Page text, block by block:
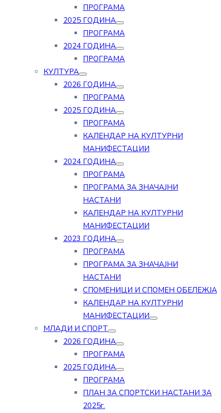
ПРОГРАМА
2025 ГОДИНА
ПРОГРАМА
2024 ГОДИНА
ПРОГРАМА
КУЛТУРА
2026 ГОДИНА
ПРОГРАМА
2025 ГОДИНА
ПРОГРАМА
КАЛЕНДАР НА КУЛТУРНИ
МАНИФЕСТАЦИИ
2024 ГОДИНА
ПРОГРАМА
ПРОГРАМА ЗА ЗНАЧАЈНИ
НАСТАНИ
КАЛЕНДАР НА КУЛТУРНИ
МАНИФЕСТАЦИИ
2023 ГОДИНА
ПРОГРАМА
ПРОГРАМА ЗА ЗНАЧАЈНИ
НАСТАНИ
СПОМЕНИЦИ И СПОМЕН ОБЕЛЕЖЈА
КАЛЕНДАР НА КУЛТУРНИ
МАНИФЕСТАЦИИ
МЛАДИ И СПОРТ
2026 ГОДИНА
ПРОГРАМА
2025 ГОДИНА
ПРОГРАМА
ПЛАН ЗА СПОРТСКИ НАСТАНИ ЗА
2025г.